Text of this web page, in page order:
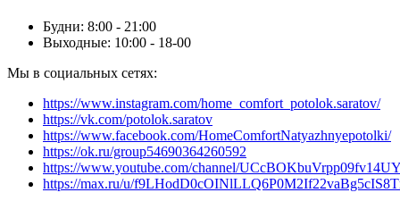
Будни: 8:00 - 21:00
Выходные: 10:00 - 18-00
Мы в социальных сетях:
https://www.instagram.com/home_comfort_potolok.saratov/
https://vk.com/potolok.saratov
https://www.facebook.com/HomeComfortNatyazhnyepotolki/
https://ok.ru/group54690364260592
https://www.youtube.com/channel/
https://max.ru/u/